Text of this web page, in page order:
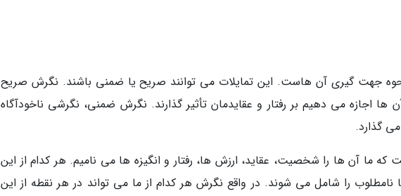
جهت گیری آن هاست. این تمایلات می توانند صریح یا ضمنی باشند. نگرش صریح
اجازه می دهیم بر رفتار و عقایدمان تأثیر گذارند. نگرش ضمنی، نگرشی ناخودآگاه
گذارد.
ما آن ها را شخصیت، عقاید، ارزش ها، رفتار و انگیزه ها می نامیم. هر کدام از این
را شامل می شوند. در واقع نگرش هر کدام از ما می تواند در هر نقطه از این